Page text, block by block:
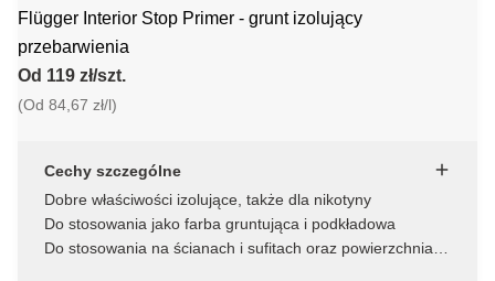
Flügger Interior Stop Primer - grunt izolujący
przebarwienia
Od 119 zł/szt.
(Od 84,67 zł/l)
Cechy szczególne
Dobre właściwości izolujące, także dla nikotyny
Do stosowania jako farba gruntująca i podkładowa
Do stosowania na ścianach i sufitach oraz powierzchniach